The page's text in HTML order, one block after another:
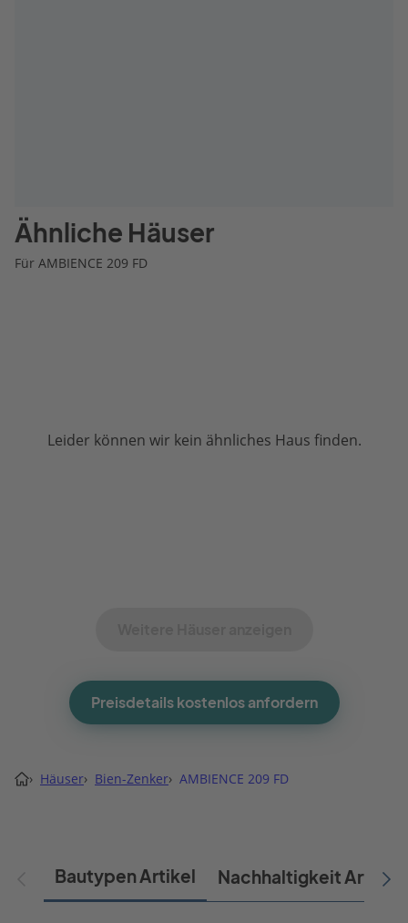
Ähnliche Häuser
Für AMBIENCE 209 FD
Leider können wir kein ähnliches Haus finden.
Preisdetails kostenlos anfordern
› Häuser› Bien-Zenker› AMBIENCE 209 FD
Bautypen Artikel Nachhaltigkeit Artikel